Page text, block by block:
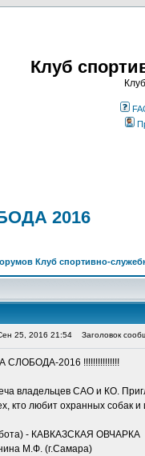
Клуб
2016
Клуб спортивно-
25, 2016 21:54 Заголовок
2016 !!!!!!!!!!!!!!!
владельцев САО и КО.
кто любит охранных собак
- КАВКАЗСКАЯ ОВЧАРКА
М.Ф. (г.Самара)